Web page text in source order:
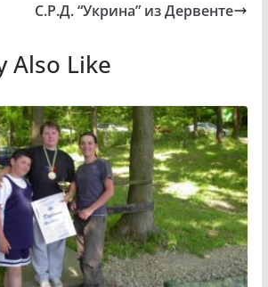
С.Р.Д. “Укрина” из Дервенте
Also Like